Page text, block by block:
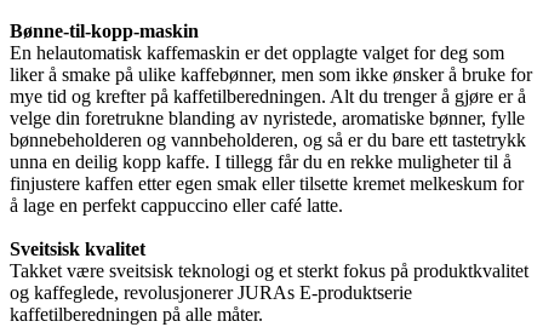
Bønne-til-kopp-maskin
En helautomatisk kaffemaskin er det opplagte valget for deg som
liker å smake på ulike kaffebønner, men som ikke ønsker å bruke for
mye tid og krefter på kaffetilberedningen. Alt du trenger å gjøre er å
velge din foretrukne blanding av nyristede, aromatiske bønner, fylle
bønnebeholderen og vannbeholderen, og så er du bare ett tastetrykk
unna en deilig kopp kaffe. I tillegg får du en rekke muligheter til å
finjustere kaffen etter egen smak eller tilsette kremet melkeskum for
å lage en perfekt cappuccino eller café latte.
Sveitsisk kvalitet
Takket være sveitsisk teknologi og et sterkt fokus på produktkvalitet
og kaffeglede, revolusjonerer JURAs E-produktserie
kaffetilberedningen på alle måter.